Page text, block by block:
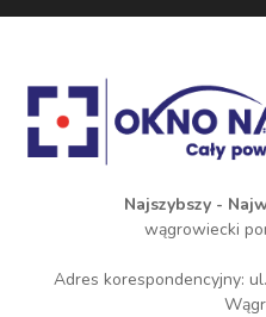
Najszybszy -
wągrowiecki
Adres korespondencyjny: